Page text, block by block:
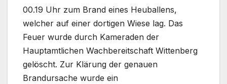
00.19 Uhr zum Brand eines Heuballens,
welcher auf einer dortigen Wiese lag. Das
Feuer wurde durch Kameraden der
Hauptamtlichen Wachbereitschaft Wittenberg
gelöscht. Zur Klärung der genauen
Brandursache wurde ein